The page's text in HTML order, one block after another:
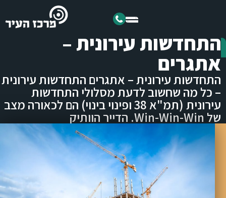
התחדשות עירונית –
אתגרים
התחדשות עירונית – אתגרים התחדשות עירונית
– כל מה שחשוב לדעת מסלולי התחדשות
עירונית (תמ"א 38 ופינוי בינוי) הם לכאורה מצב
של Win-Win-Win. הדייר הוותיק